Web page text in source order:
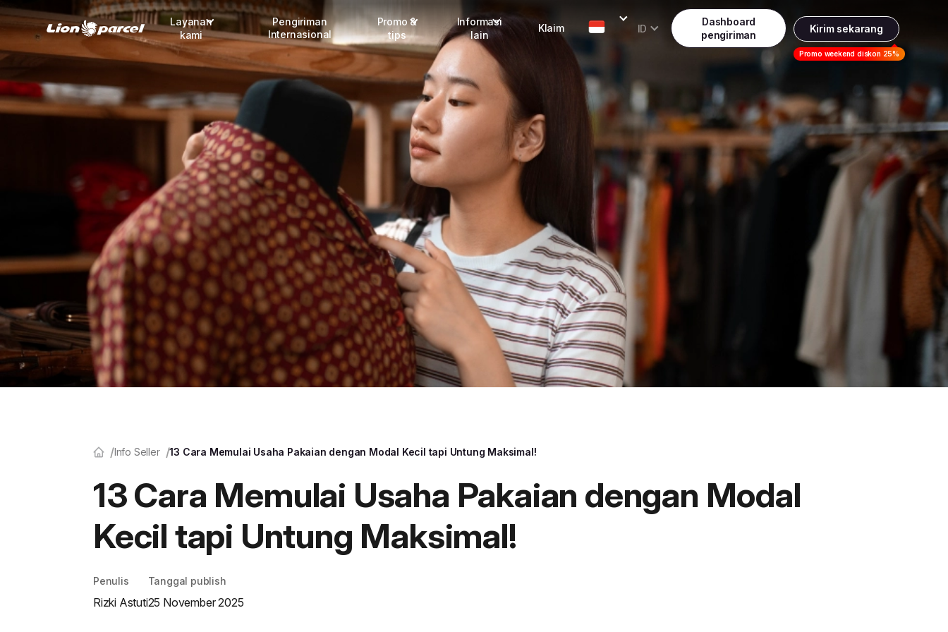
Layanan
kami
Pengiriman
COD
Fulfillment
Korporasi
Daftar jadi Mitra
Lacak pendaftaran Mitra
Pengiriman
Internasional
Promo &
tips
Promo terbaru
Info seller
Info mitra
Informasi
lain
Dangerous Goods
Karantina
Tentang kami
Klaim
Malaysia
ID
Dashboard
pengiriman
Masuk
Kirim sekarang
Promo weekend diskon 25%
Info Seller 13 Cara Memulai Usaha Pakaian dengan Modal Kecil tapi Untung Maksimal!
13 Cara Memulai Usaha Pakaian dengan Modal
Kecil tapi Untung Maksimal!
Penulis
Rizki Astuti
Tanggal publish
25 November 2025